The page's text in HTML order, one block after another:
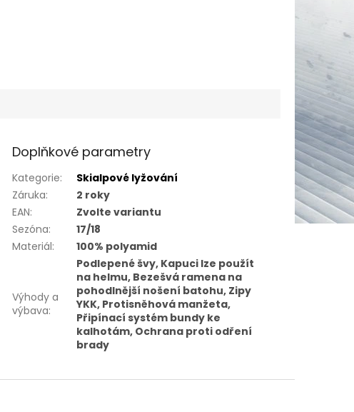
Doplňkové parametry
Kategorie:
Skialpové lyžování
Záruka:
2 roky
EAN:
Zvolte variantu
Sezóna:
17/18
Materiál: 100% polyamid
Výhody a
výbava:
Podlepené švy, Kapuci lze použít
na helmu, Bezešvá ramena na
pohodlnější nošení batohu, Zipy
YKK, Protisněhová manžeta,
Připínací systém bundy ke
kalhotám, Ochrana proti odření
brady